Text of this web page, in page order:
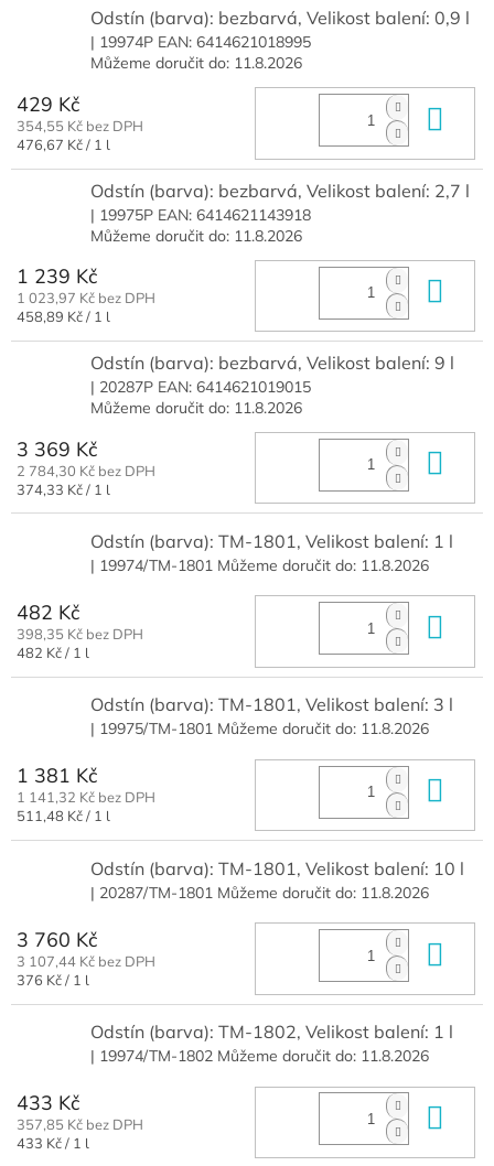
Odstín (barva): bezbarvá, Velikost balení: 0,9 l
| 19974P EAN: 6414621018995
Můžeme doručit do: 11.8.2026
429 Kč
354,55 Kč bez DPH
Měrná
476,67 Kč / 1 l
Odstín (barva): bezbarvá, Velikost balení: 2,7 l
| 19975P EAN: 6414621143918
Můžeme doručit do: 11.8.2026
1 239 Kč
1 023,97 Kč bez DPH
Měrná
458,89 Kč / 1 l
Odstín (barva): bezbarvá, Velikost balení: 9 l
| 20287P EAN: 6414621019015
Můžeme doručit do: 11.8.2026
3 369 Kč
2 784,30 Kč bez DPH
Měrná
cena:
374,33 Kč / 1 l
Odstín (barva): TM-1801, Velikost balení: 1 l
| 19974/TM-1801 Můžeme doručit do: 11.8.2026
482 Kč
398,35 Kč bez DPH
Měrná
482 Kč / 1 l
Odstín (barva): TM-1801, Velikost balení: 3 l
| 19975/TM-1801 Můžeme doručit do: 11.8.2026
1 381 Kč
1 141,32 Kč bez DPH
Měrná
511,48 Kč / 1 l
Odstín (barva): TM-1801, Velikost balení: 10 l
| 20287/TM-1801 Můžeme doručit do: 11.8.2026
3 760 Kč
3 107,44 Kč bez DPH
Měrná
376 Kč / 1 l
Odstín (barva): TM-1802, Velikost balení: 1 l
| 19974/TM-1802 Můžeme doručit do: 11.8.2026
433 Kč
357,85 Kč bez DPH
Měrná
433 Kč / 1 l